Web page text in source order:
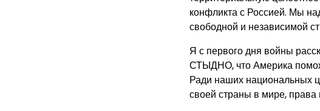
конфликта с Россией. Мы
свободной и независимой
Я с первого дня войны
СТЫДНО, что Америка
Ради наших национальных
своей страны в мире, права